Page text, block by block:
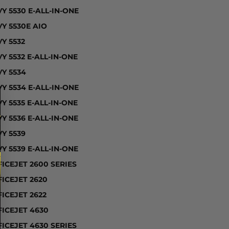
5530 E-ALL-IN-ONE
5530E AIO
5532
5532 E-ALL-IN-ONE
5534
5534 E-ALL-IN-ONE
5535 E-ALL-IN-ONE
5536 E-ALL-IN-ONE
5539
5539 E-ALL-IN-ONE
2600 SERIES
2620
2622
4630
4630 SERIES